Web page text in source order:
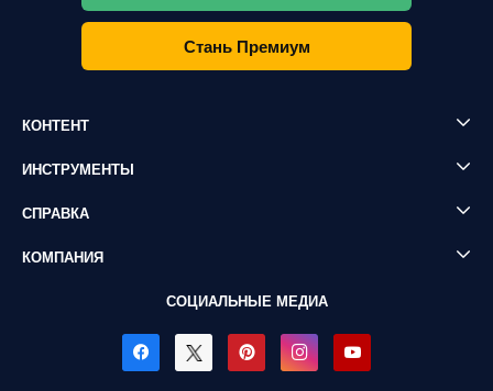
Стань Премиум
КОНТЕНТ
ИНСТРУМЕНТЫ
СПРАВКА
КОМПАНИЯ
СОЦИАЛЬНЫЕ МЕДИА